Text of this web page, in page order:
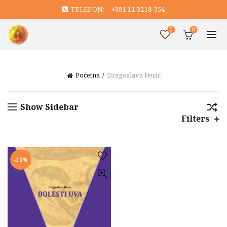
TELEFON: +381 11 3218-354
0 0
Početna Dragoslava Đerić
Show Sidebar
Filters
-13%